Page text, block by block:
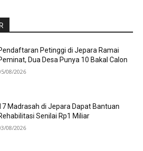
Petinggi di Jepara Ramai
Dua Desa Punya 10 Bakal Calon
08/2026
Madrasah di Jepara Dapat Bantuan
Senilai Rp1 Miliar
08/2026